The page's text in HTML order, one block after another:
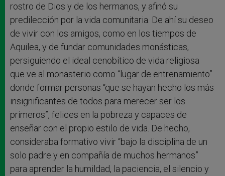
rostro de Dios y de los hermanos, y afinó su
predilección por la vida comunitaria. De ahí su deseo
de vivir con los amigos, como en los tiempos de
Aquilea, y de fundar comunidades monásticas,
persiguiendo el ideal cenobítico de vida religiosa
que ve al monasterio como “lugar de entrenamiento”
donde formar personas “que se hayan hecho los más
insignificantes de todos para merecer ser los
primeros”, felices en la pobreza y capaces de
enseñar con el propio estilo de vida. De hecho,
consideraba formativo vivir “bajo la disciplina de un
solo padre y en compañía de muchos hermanos”
para aprender la humildad, la paciencia, el silencio y